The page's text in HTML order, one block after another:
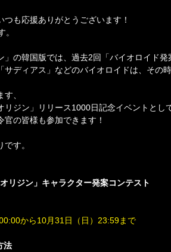
つも応援ありがとうございます！
。
」の韓国版では、過去2回「バイオロイド発
サディアス」などのバイオロイドは、その
、
リジン」リリース1000日記念イベントとし
官の皆様も参加できます！
す。
リジン」キャラクター発案コンテスト
から10月31日（日）23:59まで
法